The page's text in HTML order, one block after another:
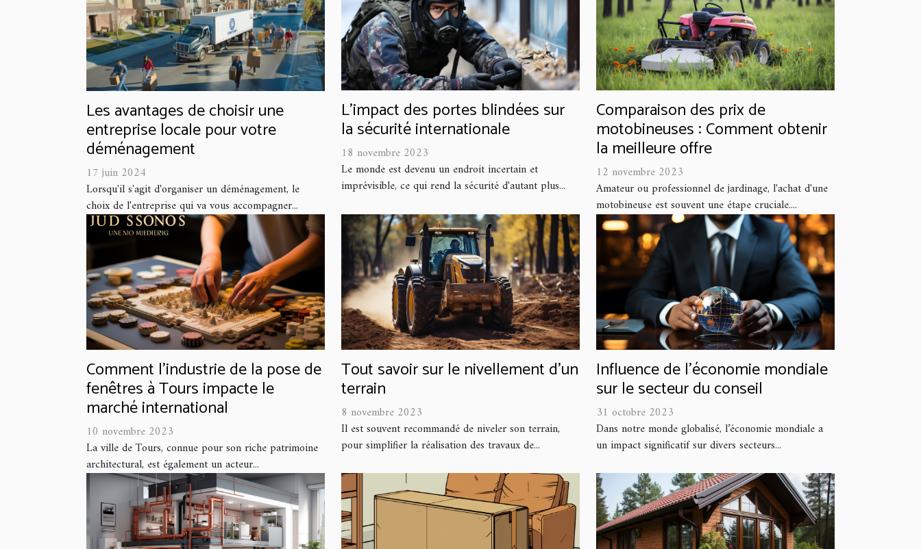
Les avantages de choisir une
entreprise locale pour votre
déménagement
17 juin 2024
Lorsqu'il s'agit d'organiser un déménagement, le
choix de l'entreprise qui va vous accompagner...
L'impact des portes blindées sur
la sécurité internationale
18 novembre 2023
Le monde est devenu un endroit incertain et
imprévisible, ce qui rend la sécurité d'autant plus...
Comparaison des prix de
motobineuses : Comment obtenir
la meilleure offre
12 novembre 2023
Amateur ou professionnel de jardinage, l'achat d'une
motobineuse est souvent une étape cruciale....
Comment l'industrie de la pose de
fenêtres à Tours impacte le
marché international
10 novembre 2023
La ville de Tours, connue pour son riche patrimoine
architectural, est également un acteur...
Tout savoir sur le nivellement d’un
terrain
8 novembre 2023
Il est souvent recommandé de niveler son terrain,
pour simplifier la réalisation des travaux de...
Influence de l'économie mondiale
sur le secteur du conseil
31 octobre 2023
Dans notre monde globalisé, l’économie mondiale a
un impact significatif sur divers secteurs...